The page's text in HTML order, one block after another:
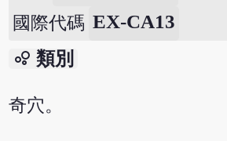
國際代碼 EX-CA13
bubble_chart 類別
奇穴。